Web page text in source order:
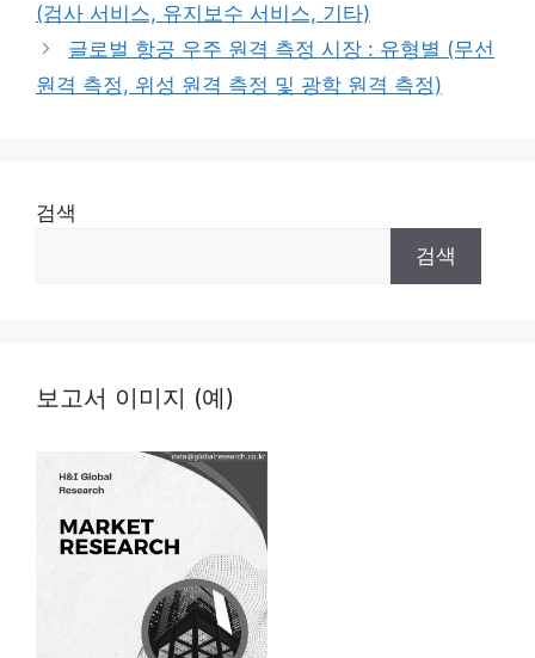
(검사 서비스, 유지보수 서비스, 기타)
글로벌 항공 우주 원격 측정 시장 : 유형별 (무선
원격 측정, 위성 원격 측정 및 광학 원격 측정)
검색
검색
보고서 이미지 (예)